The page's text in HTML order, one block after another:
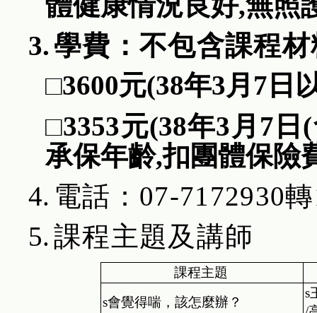
3. 學費：不包含課程
□3600元(38年3月 7 日
□3353元(38年3 月 7 日 (
承保年齡,扣團體保險
4. 電話： 07-7172930轉
5.課程主題及講師
課程主題
s會覺得喘，該怎麼辦？
s